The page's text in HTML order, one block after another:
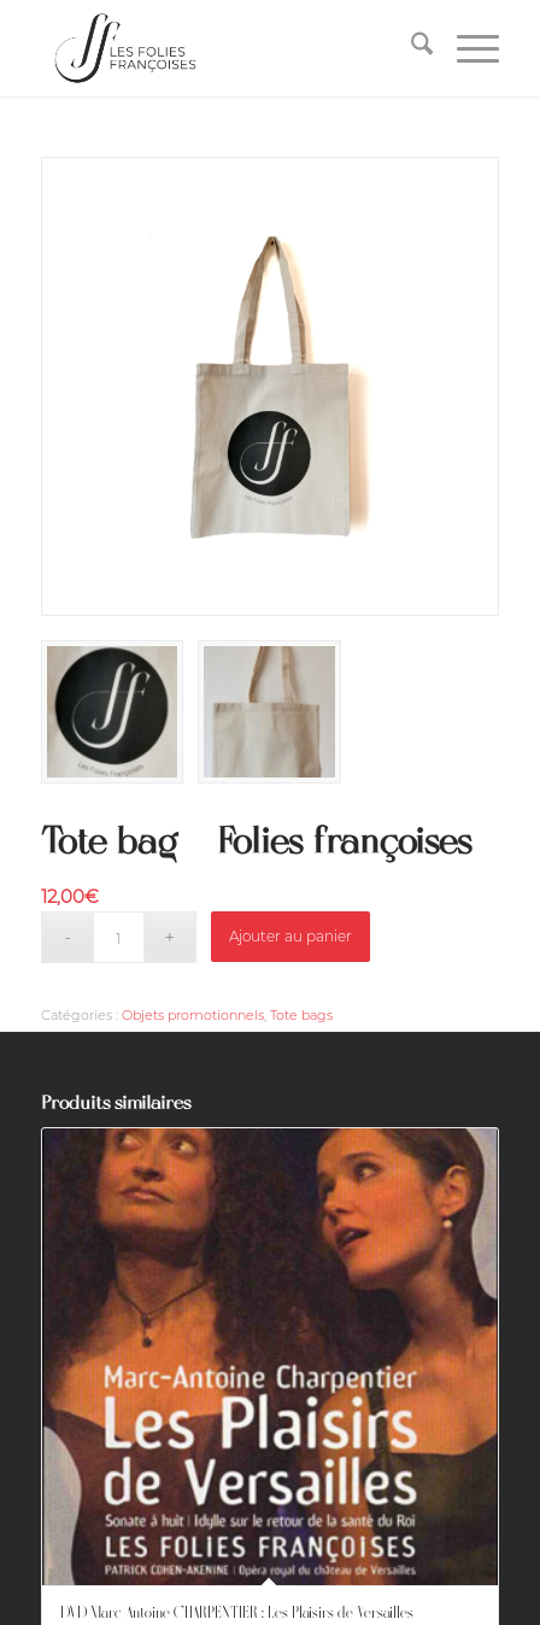
Tote bag – Folies françoises
12,00€
Ajouter au panier
Catégories : Objets promotionnels, Tote bags
Produits similaires
DVD Marc-Antoine CHARPENTIER : Les Plaisirs de Versailles